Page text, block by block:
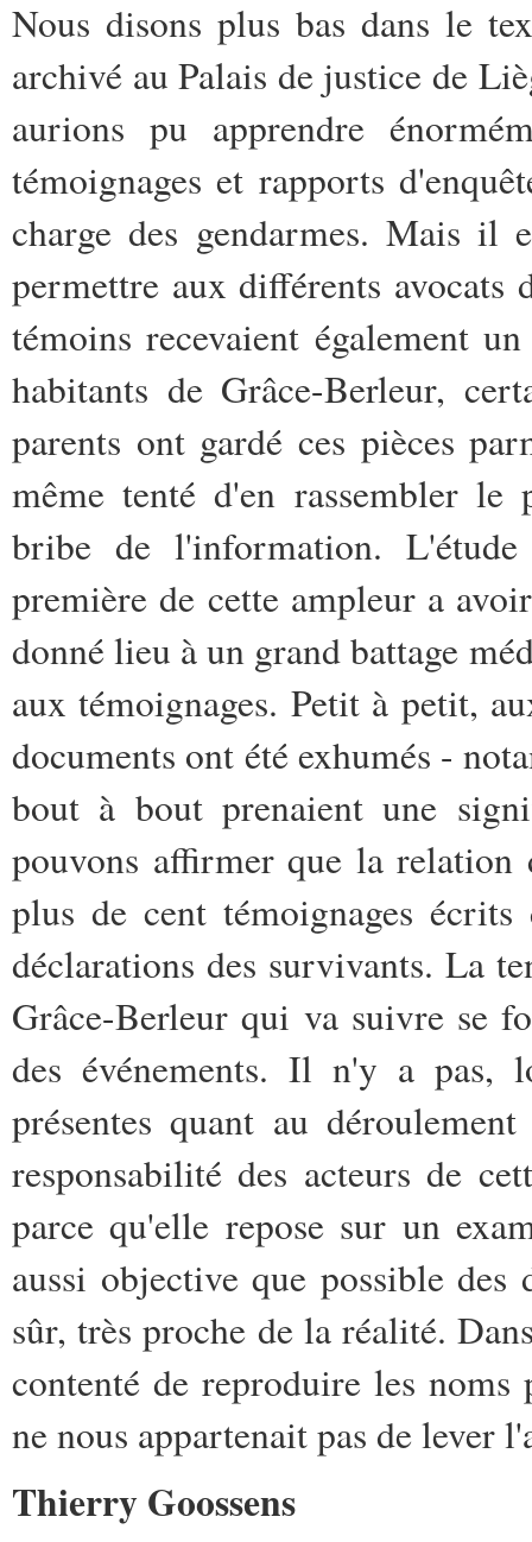
Nous disons plus bas dans le
archivé au Palais de justice de
aurions pu apprendre
témoignages et rapports
charge des gendarmes. Mais il
permettre aux différents avocats
témoins recevaient également
habitants de Grâce-Berleur,
parents ont gardé ces pièces
même tenté d'en rassembler le
bribe de l'information.
première de cette ampleur a
donné lieu à un grand battage
aux témoignages. Petit à petit,
documents ont été exhumés -
bout à bout prenaient une
pouvons affirmer que la relation
plus de cent témoignages
déclarations des survivants. La
Grâce-Berleur qui va suivre se
des événements. Il n'y a pas,
présentes quant au
responsabilité des acteurs de
parce qu'elle repose sur un
aussi objective que possible
sûr, très proche de la réalité.
contenté de reproduire les
ne nous appartenait pas de lever
Thierry Goossens